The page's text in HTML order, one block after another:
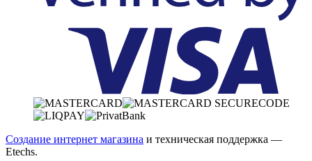
Создание интернет магазина и техническая поддержка —
Etechs.